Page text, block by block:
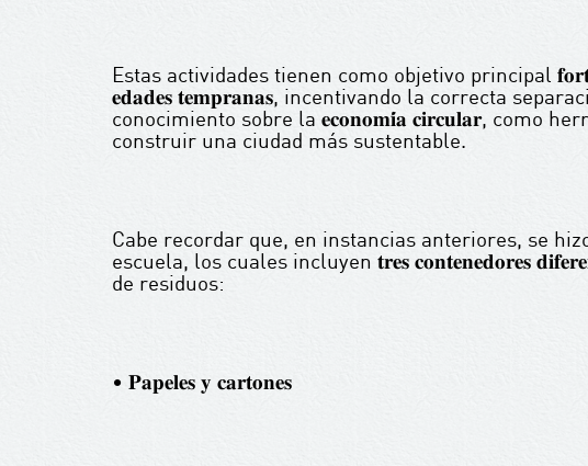
Estas actividades tienen como objetivo principal
𝐞𝐝𝐚𝐝𝐞𝐬 𝐭𝐞𝐦𝐩𝐫𝐚𝐧𝐚𝐬, incentivando la correcta
conocimiento sobre la 𝐞𝐜𝐨𝐧𝐨𝐦𝐢́𝐚 𝐜𝐢𝐫𝐜𝐮𝐥𝐚𝐫, como
construir una ciudad más sustentable.
Cabe recordar que, en instancias anteriores, se hizo
escuela, los cuales incluyen 𝐭𝐫𝐞𝐬 𝐜𝐨𝐧𝐭𝐞𝐧𝐞𝐝𝐨𝐫𝐞𝐬
de residuos:
• 𝐏𝐚𝐩𝐞𝐥𝐞𝐬 𝐲 𝐜𝐚𝐫𝐭𝐨𝐧𝐞𝐬